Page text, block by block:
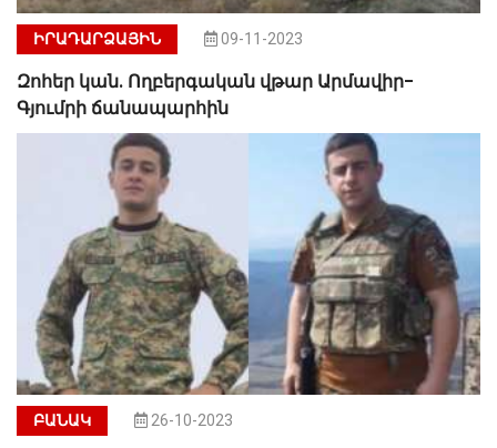
ԻՐԱԴԱՐՁԱՅԻՆ 09-11-2023
Զոհեր կան. Ողբերգական վթար Արմավիր-
Գյումրի ճանապարհին
ԲԱՆԱԿ 26-10-2023